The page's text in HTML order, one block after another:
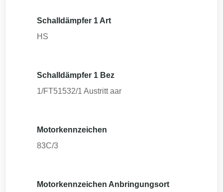
Schalldämpfer 1 Art
HS
Schalldämpfer 1 Bez
1/FT51532/1 Austritt aar
Motorkennzeichen
83C/3
Motorkennzeichen Anbringungsort